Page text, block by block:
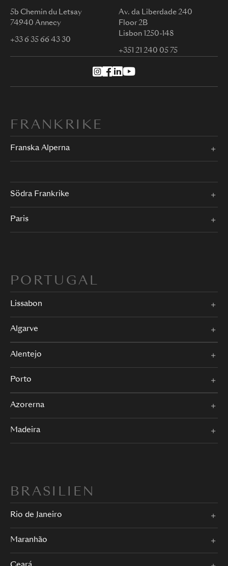
5b Chemin du Letsay
74940 Annecy
+33 6 35 66 43 30
Av. da Liberdade 240
Floor 2B
Lisbon 1250-148
+351 21 240 05 75
FRANKRIKE
Franska Alperna
Södra Frankrike
Paris
PORTUGAL
Lissabon
Algarve
Alentejo
Porto
Azorerna
Madeira
BRASILIEN
Rio de Janeiro
Maranhão